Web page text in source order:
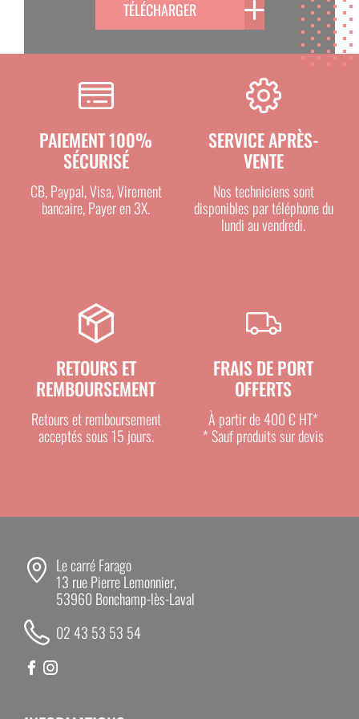
TÉLÉCHARGER
PAIEMENT 100%
SÉCURISÉ
CB, Paypal, Visa, Virement
bancaire, Payer en 3X.
SERVICE APRÈS-
VENTE
Nos techniciens sont
disponibles par téléphone du
lundi au vendredi.
RETOURS ET
REMBOURSEMENT
Retours et remboursement
acceptés sous 15 jours.
FRAIS DE PORT
OFFERTS
À partir de 400 € HT*
* Sauf produits sur devis
Le carré Farago
13 rue Pierre Lemonnier,
53960 Bonchamp-lès-Laval
02 43 53 53 54